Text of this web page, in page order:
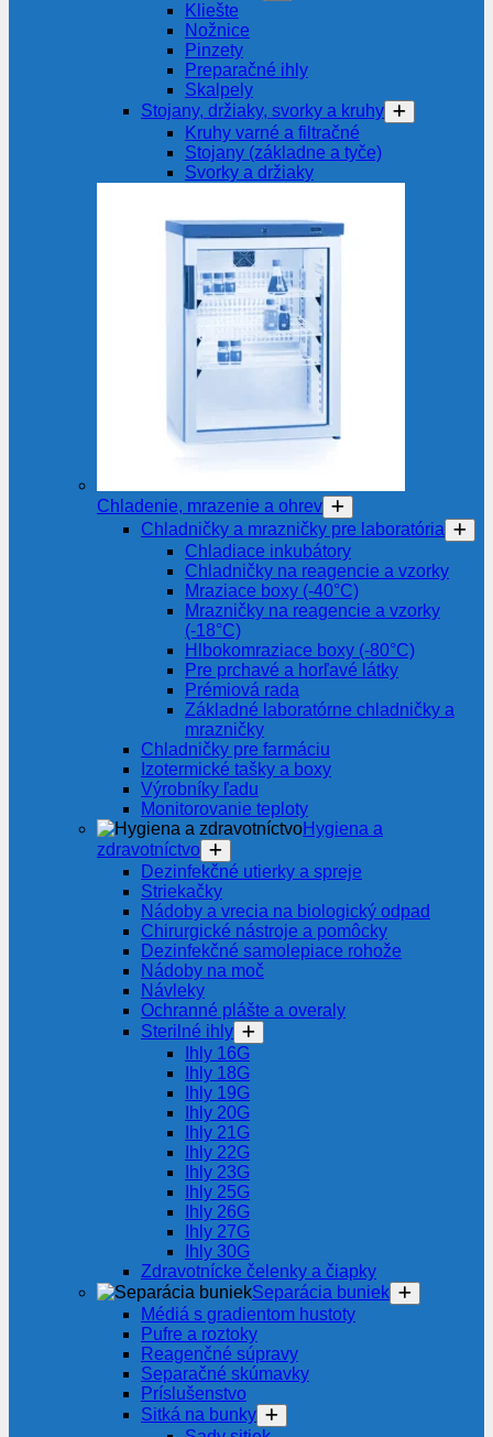
Kliešte
Nožnice
Pinzety
Preparačné ihly
Skalpely
Stojany, držiaky, svorky a kruhy
Kruhy varné a filtračné
Stojany (základne a tyče)
Svorky a držiaky
Chladenie, mrazenie a ohrev
Chladničky a mrazničky pre laboratória
Chladiace inkubátory
Chladničky na reagencie a vzorky
Mraziace boxy (-40°C)
Mrazničky na reagencie a vzorky
(-18°C)
Hlbokomraziace boxy (-80°C)
Pre prchavé a horľavé látky
Prémiová rada
Základné laboratórne chladničky a
mrazničky
Chladničky pre farmáciu
Izotermické tašky a boxy
Výrobníky ľadu
Monitorovanie teploty
Hygiena a
zdravotníctvo
Dezinfekčné utierky a spreje
Striekačky
Nádoby a vrecia na biologický odpad
Chirurgické nástroje a pomôcky
Dezinfekčné samolepiace rohože
Nádoby na moč
Návleky
Ochranné plášte a overaly
Sterilné ihly
Ihly 16G
Ihly 18G
Ihly 19G
Ihly 20G
Ihly 21G
Ihly 22G
Ihly 23G
Ihly 25G
Ihly 26G
Ihly 27G
Ihly 30G
Zdravotnícke čelenky a čiapky
Separácia buniek
Médiá s gradientom hustoty
Pufre a roztoky
Reagenčné súpravy
Separačné skúmavky
Príslušenstvo
Sitká na bunky